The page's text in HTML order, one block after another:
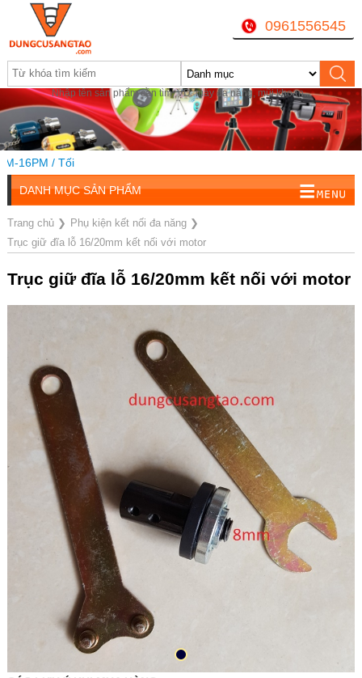
Nhập tên sản phẩm cần tìm, VD: máy đa năng, mũi khoan...
0961556545
/ Tối
DANH MỤC SẢN PHẨM
Trang chủ❯ Phụ kiện kết nối đa năng❯
Trục giữ đĩa lỗ 16/20mm kết nối với motor
Trục giữ đĩa lỗ 16/20mm kết nối với motor